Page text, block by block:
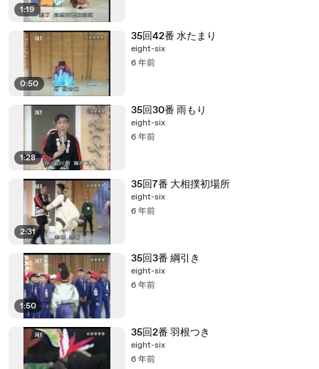
1:19
0:50
35回42番 水たまり
eight-six
6 年前
1:28
35回30番 雨もり
eight-six
6 年前
2:31
35回7番 大相撲初場所
eight-six
6 年前
1:50
35回3番 綱引き
eight-six
6 年前
35回2番 羽根つき
eight-six
6 年前